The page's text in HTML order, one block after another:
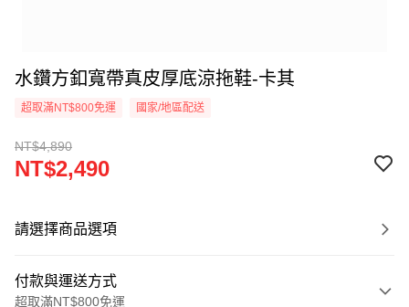
水鑽方釦寬帶真皮厚底涼拖鞋-卡其
超取滿NT$800免運 國家/地區配送
NT$4,890
NT$2,490
請選擇商品選項
付款與運送方式
超取滿NT$800免運